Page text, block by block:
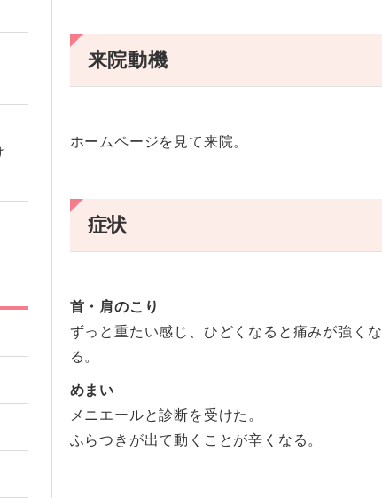
来院動機
ホームページを見て来院。
症状
首・肩のこり
ずっと重たい感じ、ひどくなると痛みが強くな
る。
めまい
メニエールと診断を受けた。
ふらつきが出て動くことが辛くなる。